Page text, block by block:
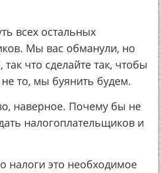
всех остальных
Мы вас обманули, но
что сделайте так, чтобы
то, мы буянить будем.
наверное. Почему бы не
налогоплательщиков и
налоги это необходимое